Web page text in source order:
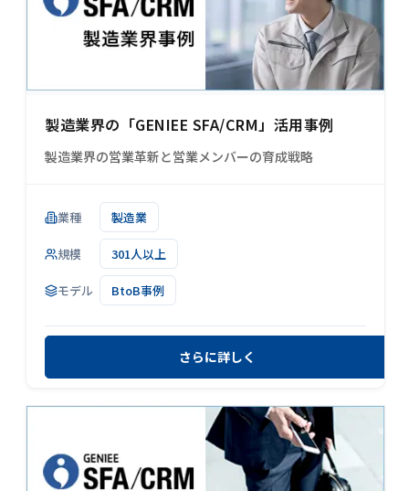
製造業界の「GENIEE SFA/CRM」活用事例
製造業界の営業革新と営業メンバーの育成戦略
業種 製造業
規模 301人以上
モデル BtoB事例
さらに詳しく